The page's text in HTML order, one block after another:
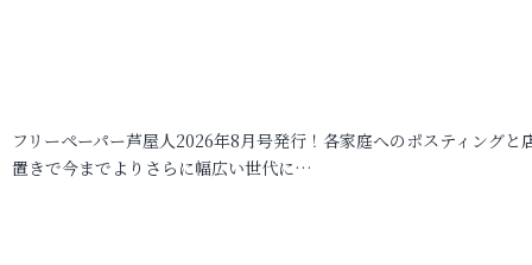
フリーペーパー芦屋人2026年8月号発行！各家庭へのポスティングと
置きで今までよりさらに幅広い世代に…